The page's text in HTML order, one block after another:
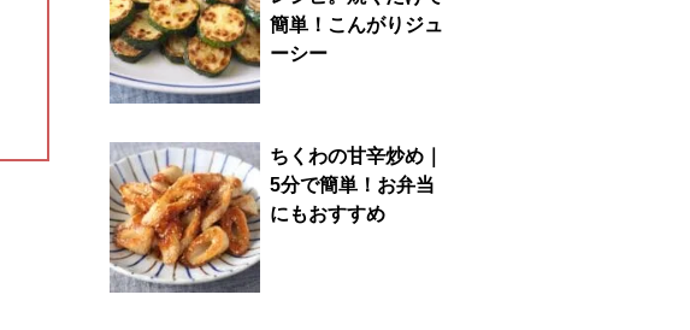
簡単！こんがりジュ
ーシー
ちくわの甘辛炒め｜
5分で簡単！お弁当
にもおすすめ